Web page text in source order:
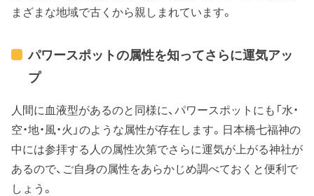
まざまな地域で古くから親しまれています。
パワースポットの属性を知ってさらに運気アッ
プ
人間に血液型があるのと同様に、パワースポットにも「水・
空・地・風・火」のような属性が存在します。日本橋七福神の
中には参拝する人の属性次第でさらに運気が上がる神社が
あるので、ご自身の属性をあらかじめ調べておくと便利で
しょう。